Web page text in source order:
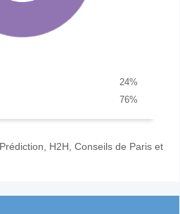
%
24
%
76
H2H, Conseils de Paris et